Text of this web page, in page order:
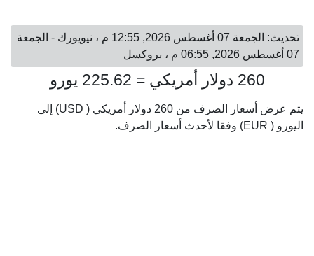
تحديث: الجمعة 07 أغسطس 2026, 12:55 م ، نيويورك - الجمعة
07 أغسطس 2026, 06:55 م ، بروكسل
260 دولار أمريكي = 225.62 يورو
يتم عرض أسعار الصرف من 260 دولار أمريكي ( USD) إلى
اليورو ( EUR) وفقا لأحدث أسعار الصرف.